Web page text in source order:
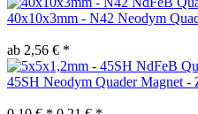
40x10x3mm - N42 Neodym
ab 2,56 € *
45SH Neodym Quader Magnet -